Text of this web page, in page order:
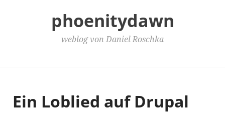
phoenitydawn
weblog von Daniel Roschka
Ein Loblied auf Drupal